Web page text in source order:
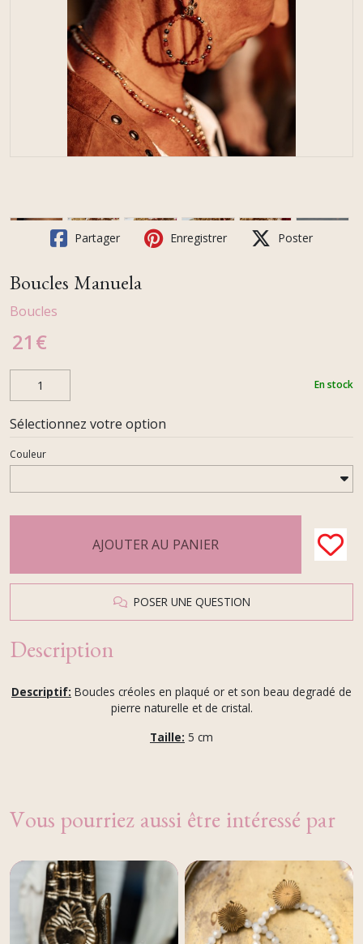
Partager Enregistrer Poster
Boucles Manuela
Boucles
21 €
En stock
Sélectionnez votre option
Couleur
AJOUTER AU PANIER
POSER UNE QUESTION
Description
Descriptif: Boucles créoles en plaqué or et son beau degradé de
pierre naturelle et de cristal.
Taille: 5 cm
Vous pourriez aussi être intéressé par